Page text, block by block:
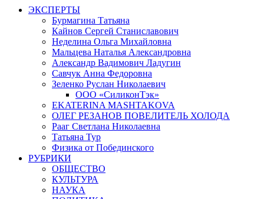
ЭКСПЕРТЫ
Бурмагина Татьяна
Кайнов Сергей Станиславович
Неделина Ольга Михайловна
Мальцева Наталья Александровна
Александр Вадимович Ладугин
Савчук Анна Федоровна
Зеленко Руслан Николаевич
ООО «СиликонТэк»
EKATERINA MASHTAKOVA
ОЛЕГ РЕЗАНОВ ПОВЕЛИТЕЛЬ ХОЛОДА
Рааг Светлана Николаевна
Татьяна Тур
Физика от Побединского
РУБРИКИ
ОБЩЕСТВО
КУЛЬТУРА
НАУКА